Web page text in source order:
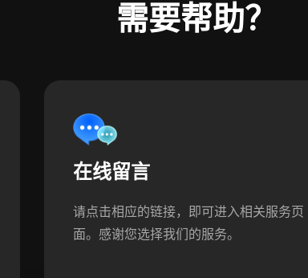
需要帮助？
在线留言
请点击相应的链接，即可进入相关服务页
面。感谢您选择我们的服务。